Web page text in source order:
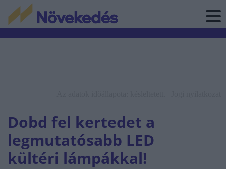
Dobd fel kertedet a
legmutatósabb LED
kültéri lámpákkal!